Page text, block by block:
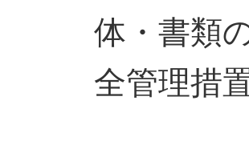
体・書類
全管理措